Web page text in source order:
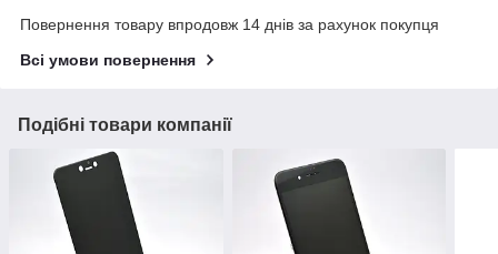
Повернення товару впродовж 14 днів за рахунок покупця
Всі умови повернення
Подібні товари компанії